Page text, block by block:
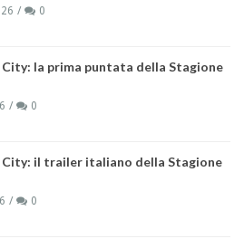
0
la prima puntata della Stagione
0
City: il trailer italiano della Stagione
0